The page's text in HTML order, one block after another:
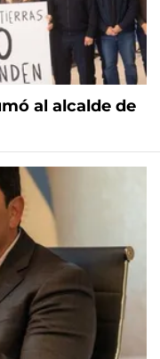
al alcalde de